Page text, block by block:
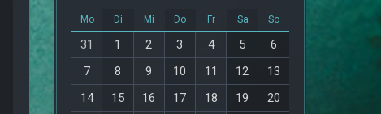
Mo Di Mi Do Fr Sa So
31 1 2 3 4 5
6
7
8 9 10 11 12
13
14
15 16 17 18 19
20